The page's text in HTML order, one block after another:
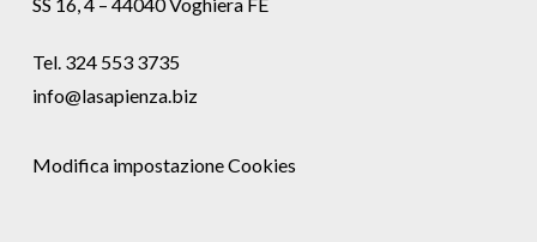
Tel. 324 553 3735
info@lasapienza.biz
Modifica impostazione Cookies